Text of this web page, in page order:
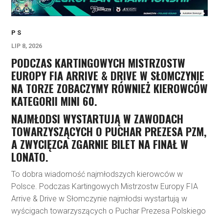
P S
LIP 8, 2026
PODCZAS KARTINGOWYCH MISTRZOSTW
EUROPY FIA ARRIVE & DRIVE W SŁOMCZYNIE
NA TORZE ZOBACZYMY RÓWNIEŻ KIEROWCÓW
KATEGORII MINI 60.
NAJMŁODSI WYSTARTUJĄ W ZAWODACH
TOWARZYSZĄCYCH O PUCHAR PREZESA PZM,
A ZWYCIĘZCA ZGARNIE BILET NA FINAŁ W
LONATO.
To dobra wiadomość najmłodszych kierowców w
Polsce. Podczas Kartingowych Mistrzostw Europy FIA
Arrive & Drive w Słomczynie najmłodsi wystartują w
wyścigach towarzyszących o Puchar Prezesa Polskiego